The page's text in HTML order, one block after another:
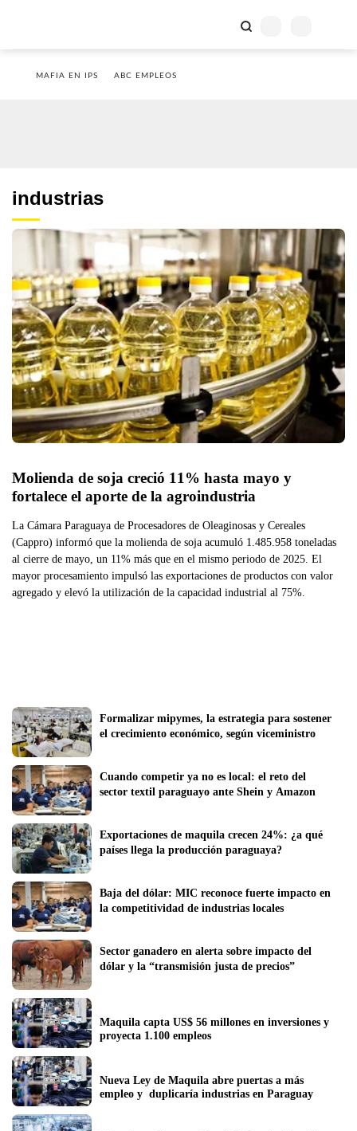
MAFIA EN IPS ABC EMPLEOS
industrias
Molienda de soja creció 11% hasta mayo y
fortalece el aporte de la agroindustria
La Cámara Paraguaya de Procesadores de Oleaginosas y Cereales
(Cappro) informó que la molienda de soja acumuló 1.485.958 toneladas
al cierre de mayo, un 11% más que en el mismo periodo de 2025. El
mayor procesamiento impulsó las exportaciones de productos con valor
agregado y elevó la utilización de la capacidad industrial al 75%.
Formalizar mipymes, la estrategia para sostener
el crecimiento económico, según viceministro
Cuando competir ya no es local: el reto del
Exportaciones de maquila crecen 24%: ¿a qué
Baja del dólar: MIC reconoce fuerte impacto en
la competitividad de industrias locales
Sector ganadero en alerta sobre impacto del
dólar y la “transmisión justa de precios”
Maquila capta US$ 56 millones en inversiones y
proyecta 1.100 empleos
Nueva Ley de Maquila abre puertas a más
empleo y  duplicaría industrias en Paraguay